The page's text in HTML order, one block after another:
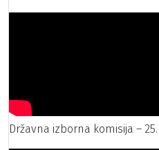
Državna izborna komisija – 25.